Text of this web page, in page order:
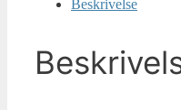
Beskrivelse